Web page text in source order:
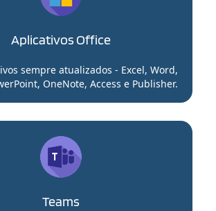
Aplicativos Office
sempre atualizados - Excel, Word,
OneNote, Access e Publisher.
Teams